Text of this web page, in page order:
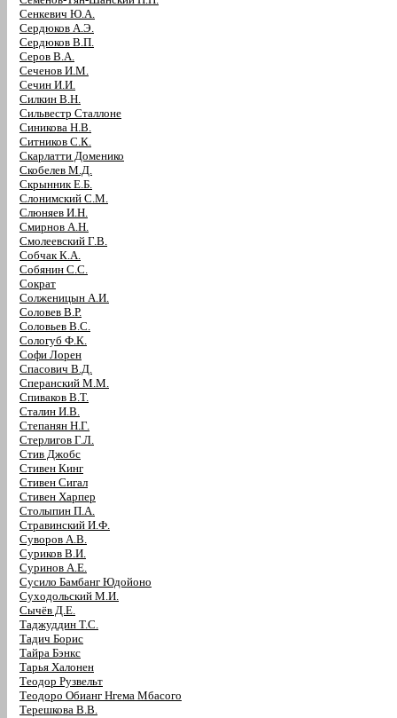
Сенкевич Ю.А.
Сердюков А.Э.
Сердюков В.П.
Серов В.А.
Сеченов И.М.
Сечин И.И.
Силкин В.Н.
Сильвестр Сталлоне
Синикова Н.В.
Ситников С.К.
Скарлатти Доменико
Скобелев М.Д.
Скрынник Е.Б.
Слонимский С.М.
Слюняев И.Н.
Смирнов А.Н.
Смолеевский Г.В.
Собчак К.А.
Собянин С.С.
Сократ
Солженицын А.И.
Соловев В.Р.
Соловьев В.С.
Сологуб Ф.К.
Софи Лорен
Спасович В.Д.
Сперанский М.М.
Спиваков В.Т.
Сталин И.В.
Степанян Н.Г.
Стерлигов Г.Л.
Стив Джобс
Стивен Кинг
Стивен Сигал
Стивен Харпер
Столыпин П.А.
Стравинский И.Ф.
Суворов А.В.
Суриков В.И.
Суринов А.Е.
Сусило Бамбанг Юдойоно
Суходольский М.И.
Сычёв Д.Е.
Таджуддин Т.С.
Тадич Борис
Тайра Бэнкс
Тарья Халонен
Теодор Рузвельт
Теодоро Обианг Нгема Мбасого
Терешкова В.В.